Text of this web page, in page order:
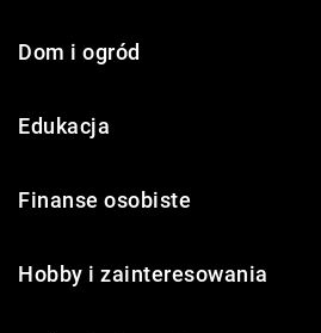
Dom i ogród
Edukacja
Finanse osobiste
Hobby i zainteresowania